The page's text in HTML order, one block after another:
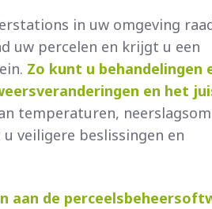
in uw omgeving
uw percelen en krijgt u een
Zo kunt u behandelingen
en het
temperaturen,
veiligere beslissingen en
aan de